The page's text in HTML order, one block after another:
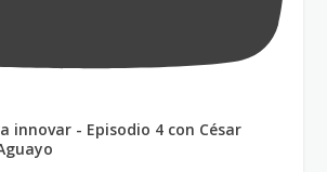
innovar - Episodio 4 con César